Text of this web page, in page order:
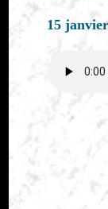
15